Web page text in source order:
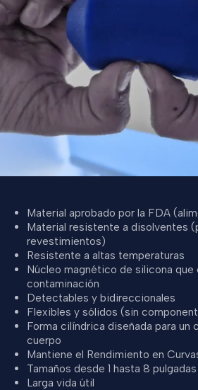
Material aprobado por la FDA
Material resistente a disolventes
revestimientos)
Resistente a altas temperaturas
Núcleo magnético de silicona que
contaminación
Detectables y bidireccionales
Flexibles y sólidos (sin
Forma cilíndrica diseñada para
cuerpo
Mantiene el Rendimiento en
Tamaños desde 1 hasta 8
Larga vida útil